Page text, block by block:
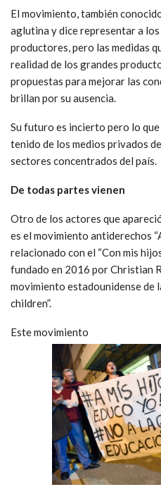
El movimiento, también
aglutina y dice representar a los
productores, pero las medidas
realidad de los grandes
propuestas para mejorar las
brillan por su ausencia.
Su futuro es incierto pero lo
tenido de los medios privados
sectores concentrados del país.
De todas partes vienen
Otro de los actores que
es el movimiento antiderechos
relacionado con el “Con mis
fundado en 2016 por Christian
movimiento estadounidense de
children”.
Este movimiento